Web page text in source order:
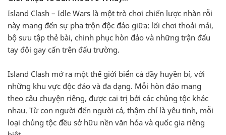
Island Clash – Idle Wars là một trò chơi chiến lược nhàn rỗi
này mang đến sự pha trộn độc đáo giữa: lối chơi thoải mái,
bộ sưu tập thẻ bài, chinh phục hòn đảo và những trận đấu
tay đôi gay cấn trên đấu trường.
Island Clash mở ra một thế giới biển cả đầy huyền bí, với
những khu vực độc đáo và đa dạng. Mỗi hòn đảo mang
theo câu chuyện riêng, được cai trị bởi các chủng tộc khác
nhau. Từ con người đến người cá, thậm chí là yêu tinh, mỗi
loại chủng tộc đều sở hữu nền văn hóa và quốc gia riêng